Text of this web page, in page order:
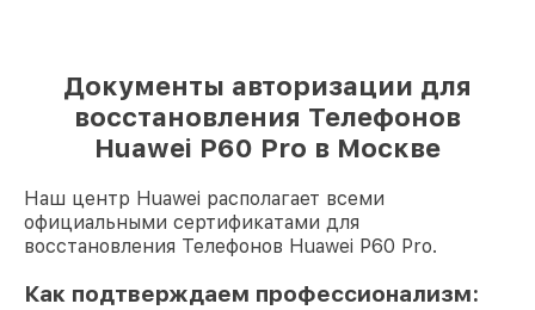
Документы авторизации для
восстановления Телефонов
Huawei P60 Pro в Москве
Наш центр Huawei располагает всеми
официальными сертификатами для
восстановления Телефонов Huawei P60 Pro.
Как подтверждаем профессионализм: